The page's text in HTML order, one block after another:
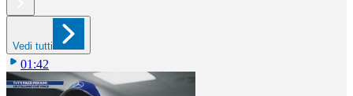
Vedi tutti
01:42